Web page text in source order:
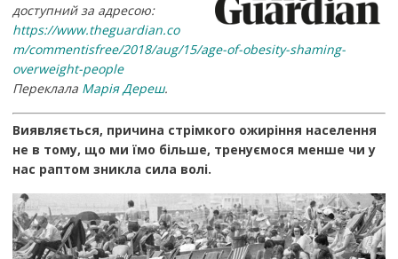
доступний за адресою:
https://www.theguardian.co
m/commentisfree/2018/aug/15/age-of-obesity-shaming-
overweight-people
Переклала Марія Дереш.
Виявляється, причина стрімкого ожиріння населення
не в тому, що ми їмо більше, тренуємося менше чи у
нас раптом зникла сила волі.